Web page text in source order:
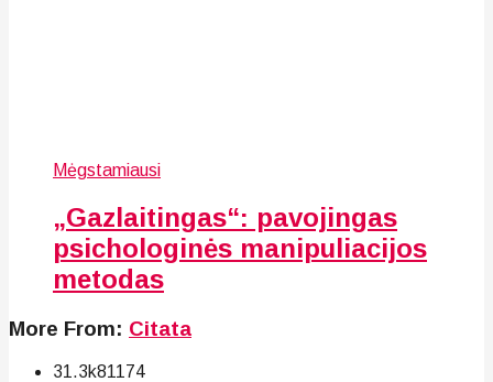
Mėgstamiausi
„Gazlaitingas“: pavojingas
psichologinės manipuliacijos
metodas
More From: Citata
31.3k81 174